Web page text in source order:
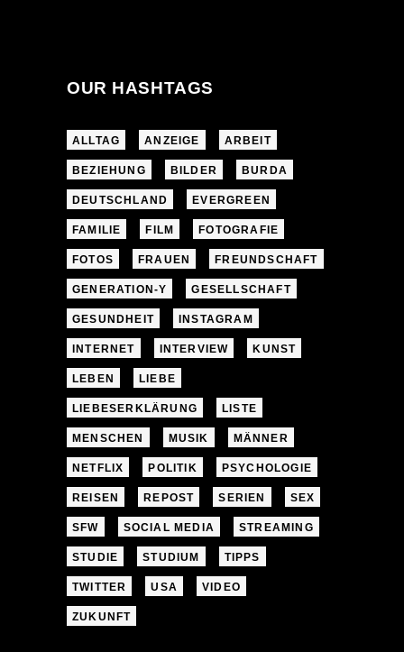
OUR HASHTAGS
ALLTAG ANZEIGE ARBEIT
BEZIEHUNG BILDER BURDA
DEUTSCHLAND EVERGREEN
FAMILIE FILM FOTOGRAFIE
FOTOS FRAUEN FREUNDSCHAFT
GENERATION-Y GESELLSCHAFT
GESUNDHEIT INSTAGRAM
INTERNET INTERVIEW KUNST
LEBEN LIEBE
LIEBESERKLÄRUNG LISTE
MENSCHEN MUSIK MÄNNER
NETFLIX POLITIK PSYCHOLOGIE
REISEN REPOST SERIEN SEX
SFW SOCIAL MEDIA STREAMING
STUDIE STUDIUM TIPPS
TWITTER USA VIDEO
ZUKUNFT